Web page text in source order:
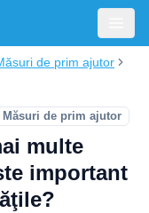
de prim ajutor
Măsuri de prim ajutor
multe
important